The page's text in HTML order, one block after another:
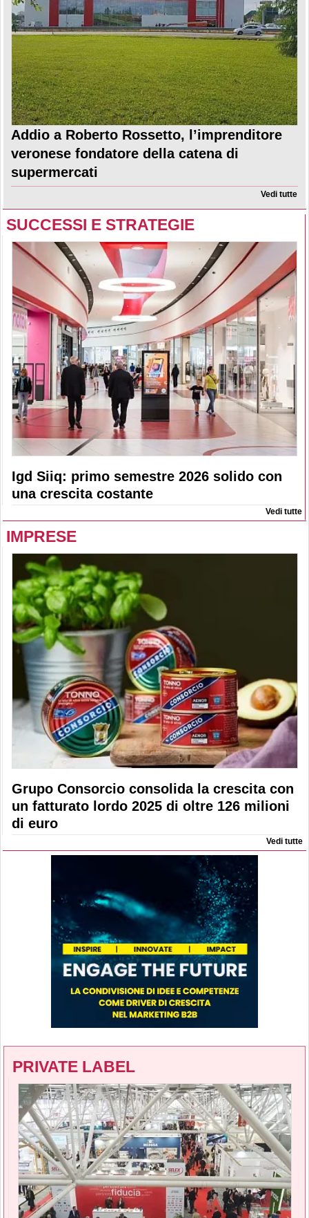
Addio a Roberto Rossetto, l’imprenditore
veronese fondatore della catena di
supermercati
Vedi tutte
SUCCESSI E STRATEGIE
Igd Siiq: primo semestre 2026 solido con
una crescita costante
Vedi tutte
IMPRESE
Grupo Consorcio consolida la crescita con
un fatturato lordo 2025 di oltre 126 milioni
di euro
Vedi tutte
PRIVATE LABEL